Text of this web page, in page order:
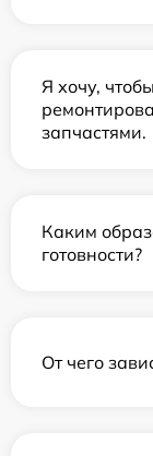
Я хочу,
запчастями.
Каким
готовности?
От чего